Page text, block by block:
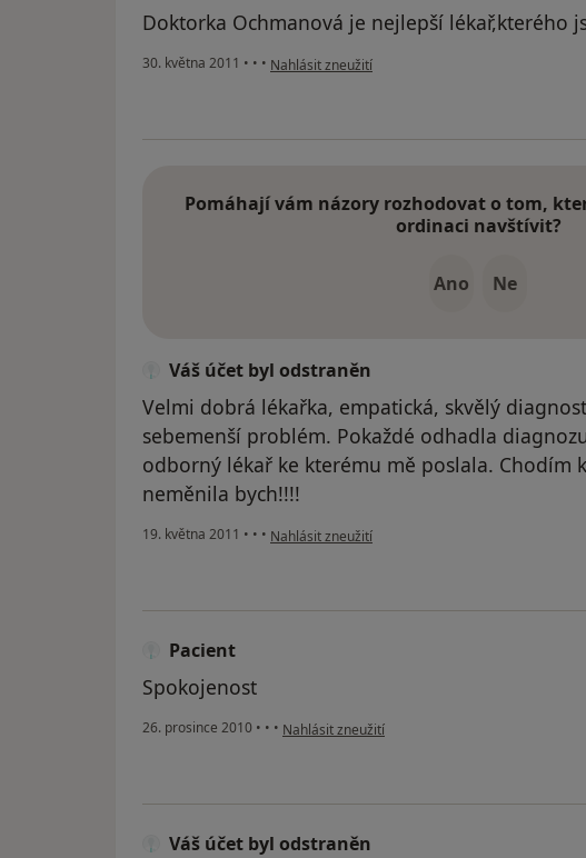
Doktorka Ochmanová je nejlepší lékař,kterého
30. května 2011 • • • podle názoru uživatele Pacient
Nahlásit zneužití
Pomáhají vám názory rozhodovat o tom,
ordinaci navštívit?
Ano Ne
Váš účet byl odstraněn
Velmi dobrá lékařka, empatická, skvělý
sebemenší problém. Pokaždé odhadla
odborný lékař ke kterému mě poslala. Chodím
neměnila bych!!!!
19. května 2011 • • • podle názoru uživatele Váš účet byl odstraněn
Nahlásit zneužití
Pacient
Spokojenost
26. prosince 2010 • • • podle názoru uživatele Pacient
Nahlásit zneužití
Váš účet byl odstraněn